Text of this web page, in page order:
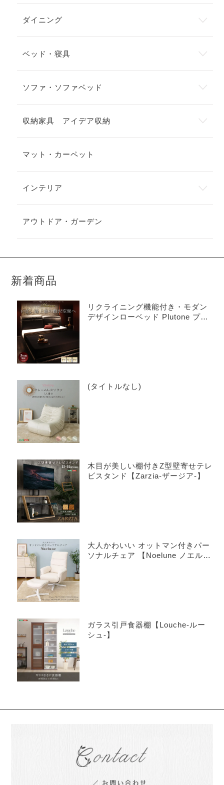
ダイニング
ベッド・寝具
ソファ・ソファベッド
収納家具 アイデア収納
マット・カーペット
インテリア
アウトドア・ガーデン
新着商品
リクライニング機能付き・モダン
デザインローベッド Plutone プル
(タイトルなし)
木目が美しい棚付きZ型壁寄せテレ
ビスタンド【Zarzia-ザージア-】
大人かわいい オットマン付きパー
ソナルチェア 【Noelune ノエル
ガラス引戸食器棚【Louche-ルー
シュ-】